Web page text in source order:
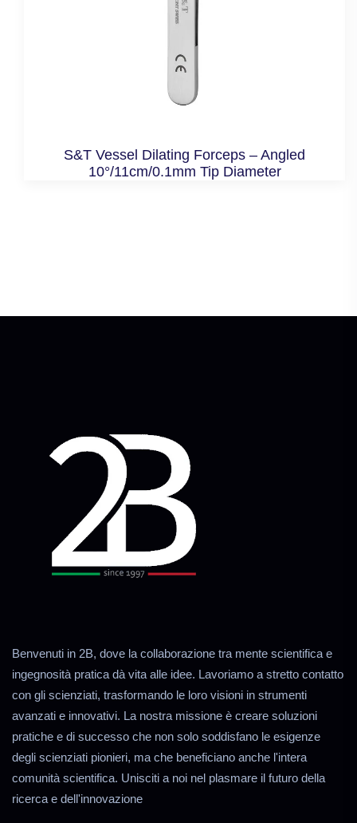
S&T Vessel Dilating Forceps – Angled
10°/11cm/0.1mm Tip Diameter
Benvenuti in 2B, dove la collaborazione tra mente scientifica e
ingegnosità pratica dà vita alle idee. Lavoriamo a stretto contatto
con gli scienziati, trasformando le loro visioni in strumenti
avanzati e innovativi. La nostra missione è creare soluzioni
pratiche e di successo che non solo soddisfano le esigenze
degli scienziati pionieri, ma che beneficiano anche l'intera
comunità scientifica. Unisciti a noi nel plasmare il futuro della
ricerca e dell'innovazione